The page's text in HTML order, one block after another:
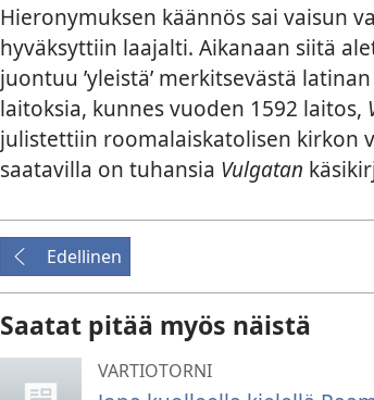
Hieronymuksen käännös sai vaisun
hyväksyttiin laajalti. Aikanaan siitä
juontuu ’yleistä’ merkitsevästä
laitoksia, kunnes vuoden 1592 laitos,
julistettiin roomalaiskatolisen kirkon
saatavilla on tuhansia Vulgatan
Edellinen
Saatat pitää myös näistä
VARTIOTORNI